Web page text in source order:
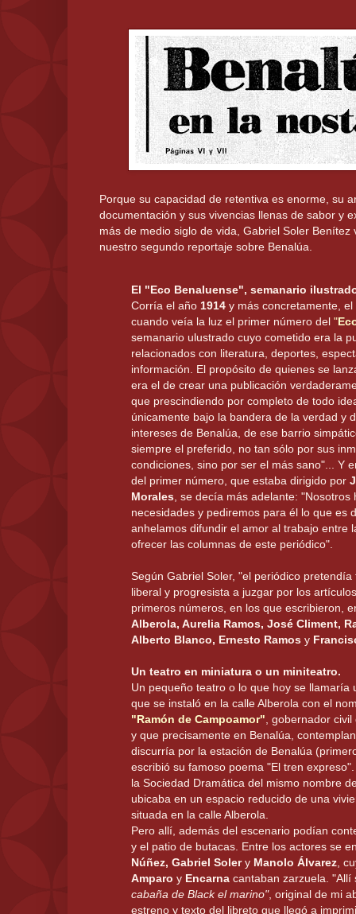
Porque su capacidad de retentiva es enorme, su
documentación y sus vivencias llenas de sabor y
más de medio siglo de vida, Gabriel Soler
nuestro segundo reportaje sobre Benalúa.
El "Eco Benaluense", semanario
Corría el año 1914 y más concretamente, el
cuando veía la luz el primer número del "
semanario ulustrado cuyo cometido era la
relacionados con literatura, deportes,
información. El propósito de quienes se
era el de crear una publicación
que prescindiendo por completo de todo
únicamente bajo la bandera de la verdad y
intereses de Benalúa, de ese barrio
siempre el preferido, no tan sólo por sus
condiciones, sino por ser el más sano"... Y
del primer número, que estaba dirigido por
Morales , se decía más adelante:
necesidades y pediremos para él lo que es
anhelamos difundir el amor al trabajo entre
ofrecer las columnas de este periódico".
Según Gabriel Soler, "el periódico
liberal y progresista a juzgar por los
primeros números, en los que escribieron,
Alberola, Aurelia Ramos, José Climent,
Alberto Blanco, Ernesto Ramos y
Un teatro en miniatura o un miniteatro.
Un pequeño teatro o lo que hoy se llamaría
que se instaló en la calle Alberola con el
"Ramón de Campoamor" , gobernador
y que precisamente en Benalúa,
discurría por la estación de Benalúa
escribió su famoso poema "El tren
la Sociedad Dramática del mismo nombre
ubicaba en un espacio reducido de una
situada en la calle Alberola.
Pero allí, además del escenario podían
y el patio de butacas. Entre los actores se
Núñez, Gabriel Solery Manolo Álvarez ,
Amparo y Encarna cantaban zarzuela.
cabaña de Black el marino", original de mi
estreno y texto del libreto que llegó a